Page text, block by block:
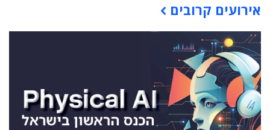
אירועים קרובים